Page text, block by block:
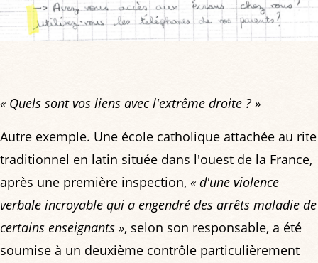
« Quels sont vos liens avec l'extrême droite ? »
Autre exemple. Une école catholique attachée au rite
traditionnel en latin située dans l'ouest de la France,
après une première inspection, « d'une violence
verbale incroyable qui a engendré des arrêts maladie de
certains enseignants », selon son responsable, a été
soumise à un deuxième contrôle particulièrement